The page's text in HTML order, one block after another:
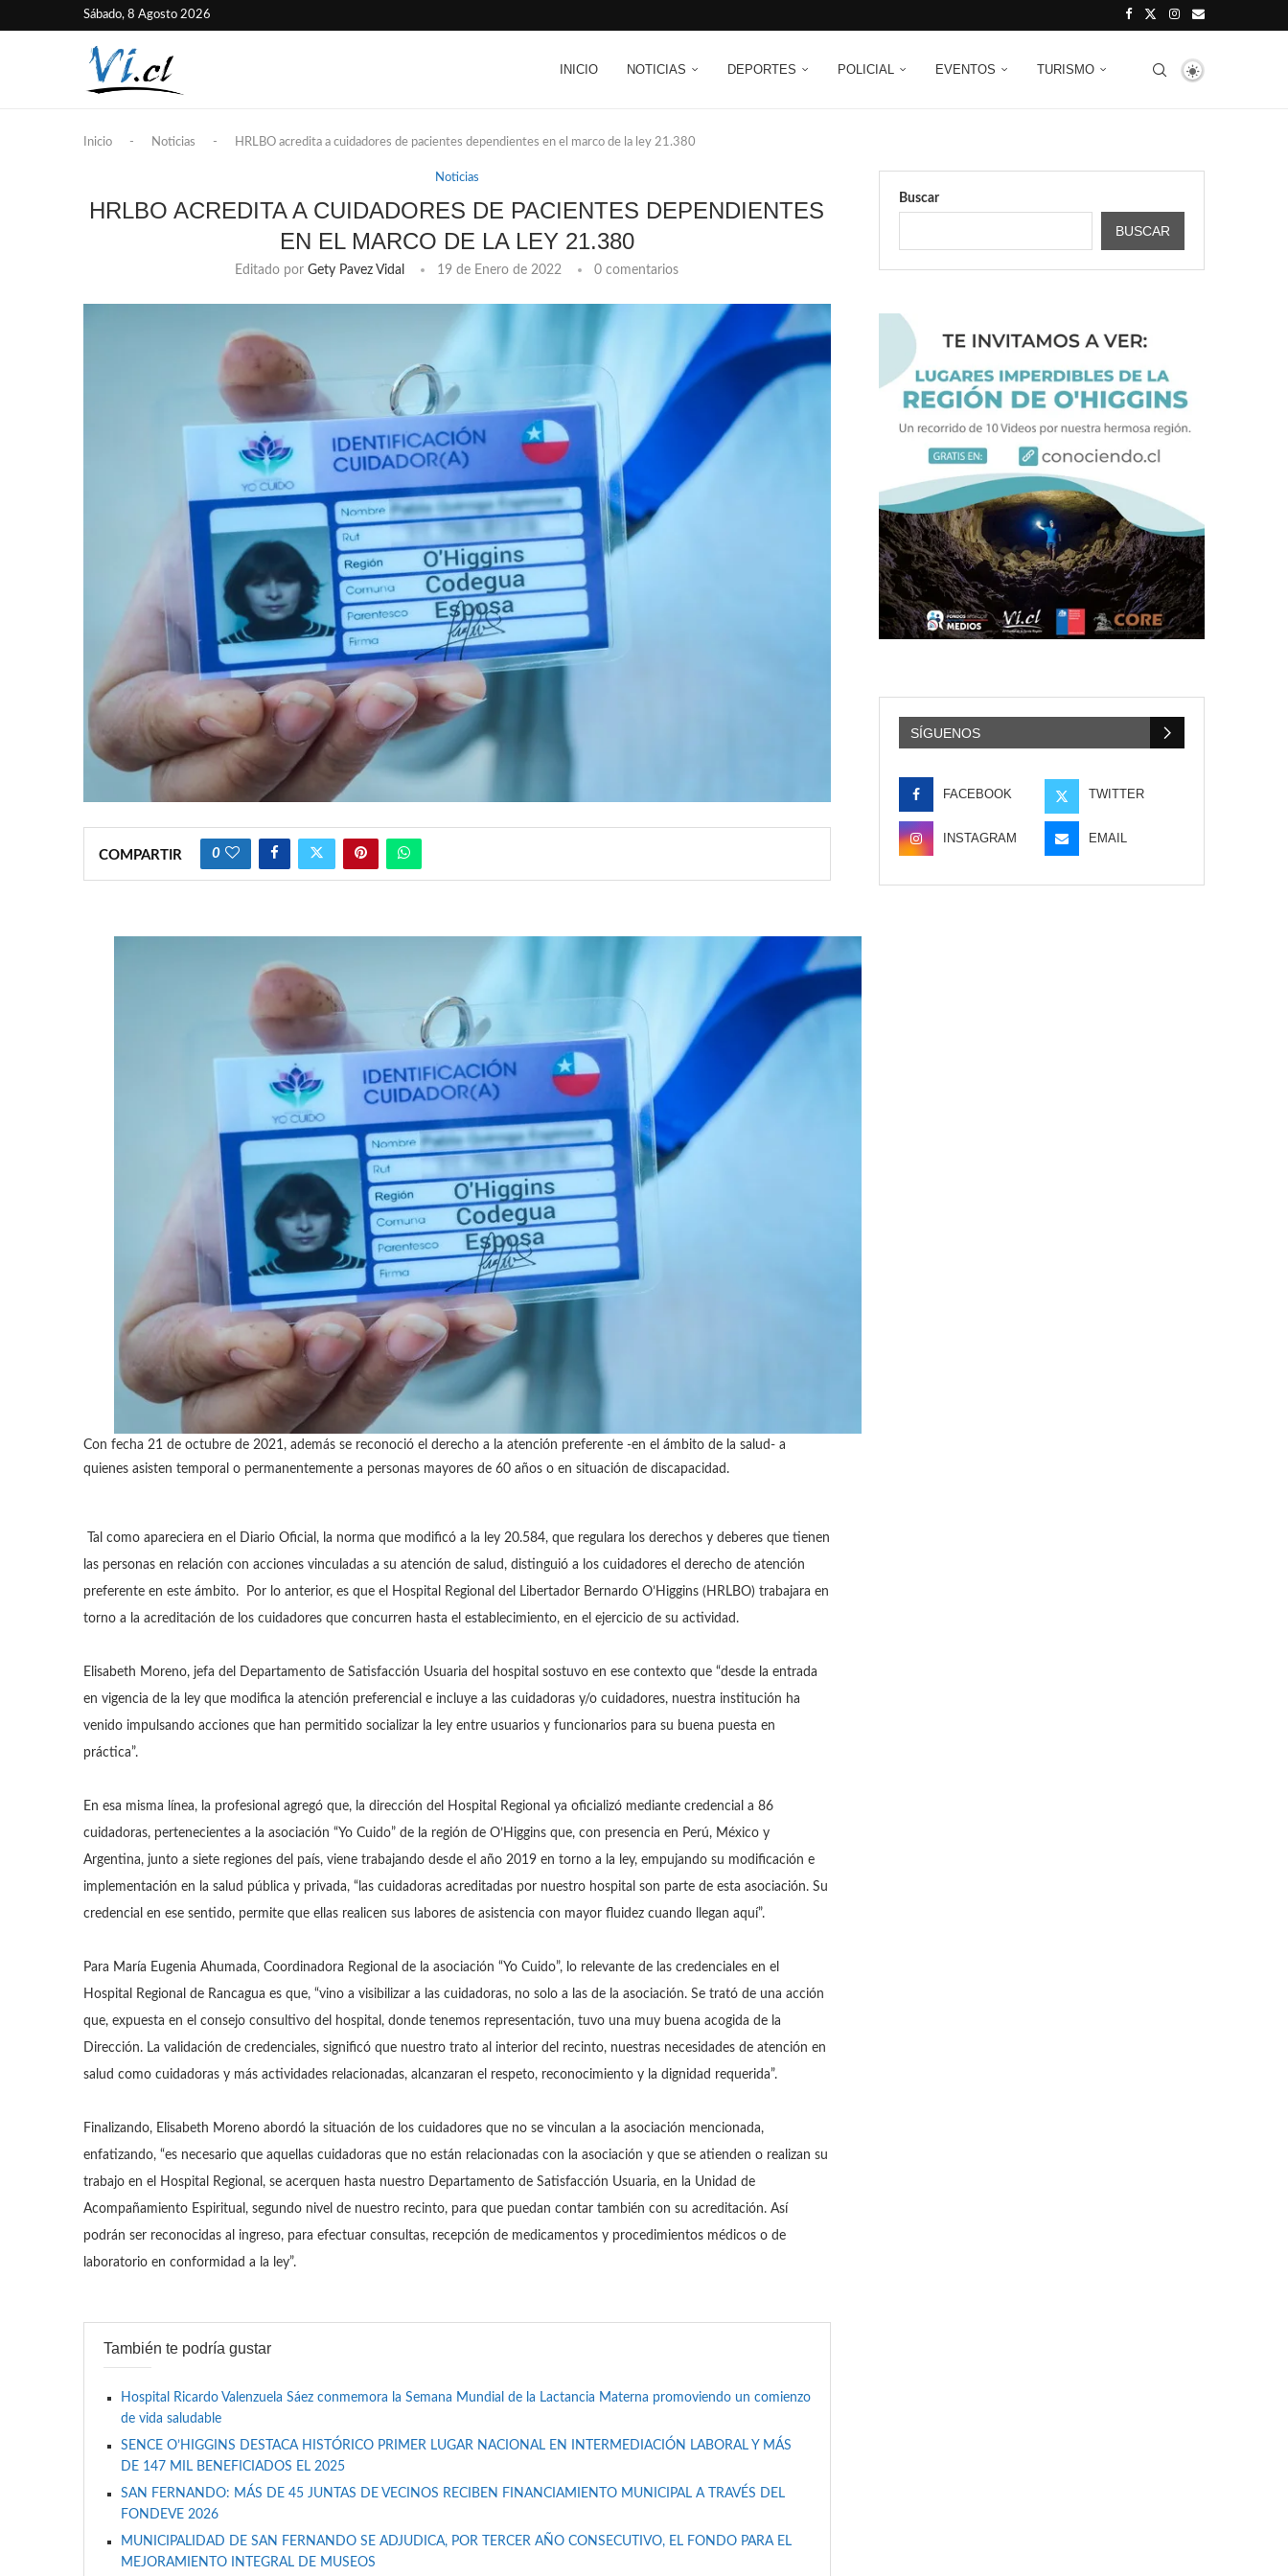
Sábado, 8 Agosto 2026
INICIO NOTICIAS DEPORTES POLICIAL EVENTOS TURISMO
Inicio - Noticias - HRLBO acredita a cuidadores de pacientes dependientes en el marco de la ley 21.380
Noticias
HRLBO ACREDITA A CUIDADORES DE PACIENTES DEPENDIENTES
EN EL MARCO DE LA LEY 21.380
Editado porGety Pavez Vidal 19 de Enero de 2022 0 comentarios
COMPARTIR 0
Con fecha 21 de octubre de 2021, además se reconoció el derecho a la atención preferente -en el ámbito de la salud- a
quienes asisten temporal o permanentemente a personas mayores de 60 años o en situación de discapacidad.
Tal como apareciera en el Diario Oficial, la norma que modificó a la ley 20.584, que regulara los derechos y deberes que tienen
las personas en relación con acciones vinculadas a su atención de salud, distinguió a los cuidadores el derecho de atención
preferente en este ámbito. Por lo anterior, es que el Hospital Regional del Libertador Bernardo O’Higgins (HRLBO) trabajara en
torno a la acreditación de los cuidadores que concurren hasta el establecimiento, en el ejercicio de su actividad.
Elisabeth Moreno, jefa del Departamento de Satisfacción Usuaria del hospital sostuvo en ese contexto que “desde la entrada
en vigencia de la ley que modifica la atención preferencial e incluye a las cuidadoras y/o cuidadores, nuestra institución ha
venido impulsando acciones que han permitido socializar la ley entre usuarios y funcionarios para su buena puesta en
práctica”.
En esa misma línea, la profesional agregó que, la dirección del Hospital Regional ya oficializó mediante credencial a 86
cuidadoras, pertenecientes a la asociación “Yo Cuido” de la región de O’Higgins que, con presencia en Perú, México y
Argentina, junto a siete regiones del país, viene trabajando desde el año 2019 en torno a la ley, empujando su modificación e
implementación en la salud pública y privada, “las cuidadoras acreditadas por nuestro hospital son parte de esta asociación. Su
credencial en ese sentido, permite que ellas realicen sus labores de asistencia con mayor fluidez cuando llegan aquí”.
Para María Eugenia Ahumada, Coordinadora Regional de la asociación “Yo Cuido”, lo relevante de las credenciales en el
Hospital Regional de Rancagua es que, “vino a visibilizar a las cuidadoras, no solo a las de la asociación. Se trató de una acción
que, expuesta en el consejo consultivo del hospital, donde tenemos representación, tuvo una muy buena acogida de la
Dirección. La validación de credenciales, significó que nuestro trato al interior del recinto, nuestras necesidades de atención en
salud como cuidadoras y más actividades relacionadas, alcanzaran el respeto, reconocimiento y la dignidad requerida”.
Finalizando, Elisabeth Moreno abordó la situación de los cuidadores que no se vinculan a la asociación mencionada,
enfatizando, “es necesario que aquellas cuidadoras que no están relacionadas con la asociación y que se atienden o realizan su
trabajo en el Hospital Regional, se acerquen hasta nuestro Departamento de Satisfacción Usuaria, en la Unidad de
Acompañamiento Espiritual, segundo nivel de nuestro recinto, para que puedan contar también con su acreditación. Así
podrán ser reconocidas al ingreso, para efectuar consultas, recepción de medicamentos y procedimientos médicos o de
laboratorio en conformidad a la ley”.
También te podría gustar
Hospital Ricardo Valenzuela Sáez conmemora la Semana Mundial de la Lactancia Materna promoviendo un comienzo
de vida saludable
SENCE O’HIGGINS DESTACA HISTÓRICO PRIMER LUGAR NACIONAL EN INTERMEDIACIÓN LABORAL Y MÁS
DE 147 MIL BENEFICIADOS EL 2025
SAN FERNANDO: MÁS DE 45 JUNTAS DE VECINOS RECIBEN FINANCIAMIENTO MUNICIPAL A TRAVÉS DEL
FONDEVE 2026
MUNICIPALIDAD DE SAN FERNANDO SE ADJUDICA, POR TERCER AÑO CONSECUTIVO, EL FONDO PARA EL
MEJORAMIENTO INTEGRAL DE MUSEOS
Buscar
BUSCAR
SÍGUENOS
FACEBOOK TWITTER
INSTAGRAM EMAIL